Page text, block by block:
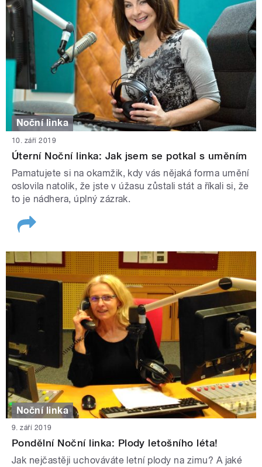
Noční linka
10. září 2019
Úterní Noční linka: Jak jsem se potkal s uměním
Pamatujete si na okamžik, kdy vás nějaká forma umění
oslovila natolik, že jste v úžasu zůstali stát a říkali si, že
to je nádhera, úplný zázrak.
Noční linka
9. září 2019
Pondělní Noční linka: Plody letošního léta!
Jak nejčastěji uchováváte letní plody na zimu? A jaké